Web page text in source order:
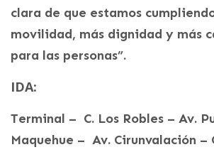
clara de que estamos
movilidad, más dignidad y más
para las personas”.
IDA:
Terminal – C. Los Robles – Av.
Maquehue – Av. Cirunvalación –